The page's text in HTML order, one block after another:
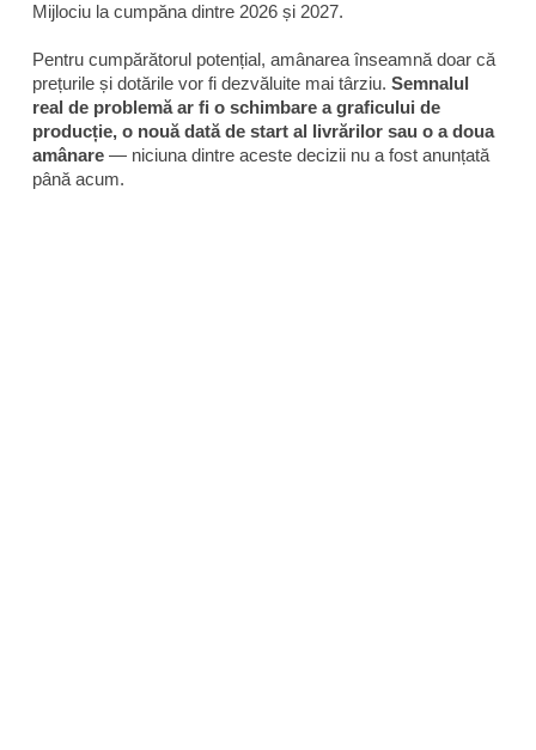
Mijlociu la cumpăna dintre 2026 și 2027.
Pentru cumpărătorul potențial, amânarea înseamnă doar că
prețurile și dotările vor fi dezvăluite mai târziu. Semnalul
real de problemă ar fi o schimbare a graficului de
producție, o nouă dată de start al livrărilor sau o a doua
amânare — niciuna dintre aceste decizii nu a fost anunțată
până acum.